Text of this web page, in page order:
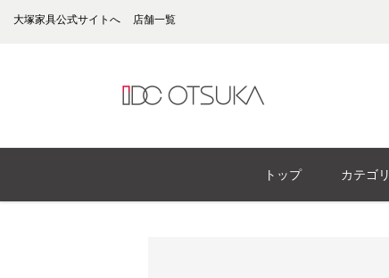
大塚家具公式サイトへ 店舗一覧
トップ カテゴリ